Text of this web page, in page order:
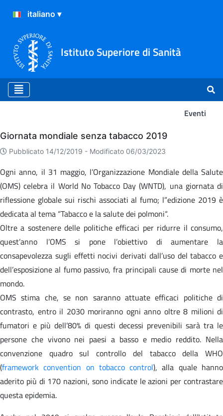
Istituto Superiore di Sanità
Eventi
Eventi
Giornata mondiale senza tabacco 2019
Pubblicato 14/12/2019 - Modificato 06/03/2023
Ogni anno, il 31 maggio, l’Organizzazione Mondiale della Salute
(OMS) celebra il World No Tobacco Day (WNTD), una giornata di
riflessione globale sui rischi associati al fumo; l”edizione 2019 è
dedicata al tema “Tabacco e la salute dei polmoni“.
Oltre a sostenere delle politiche efficaci per ridurre il consumo,
quest’anno l’OMS si pone l’obiettivo di aumentare la
consapevolezza sugli effetti nocivi derivati dall’uso del tabacco e
dell’esposizione al fumo passivo, fra principali cause di morte nel
mondo.
OMS stima che, se non saranno attuate efficaci politiche di
contrasto, entro il 2030 moriranno ogni anno oltre 8 milioni di
fumatori e più dell’80% di questi decessi prevenibili sarà tra le
persone che vivono nei paesi a basso e medio reddito. Nella
convenzione quadro sul controllo del tabacco della WHO
(framework convention on tobacco control), alla quale hanno
aderito più di 170 nazioni, sono indicate le azioni per contrastare
questa epidemia.